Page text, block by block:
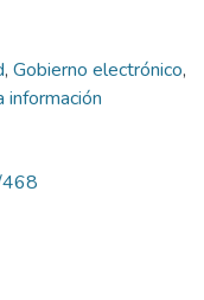
, Gobierno electrónico,
información